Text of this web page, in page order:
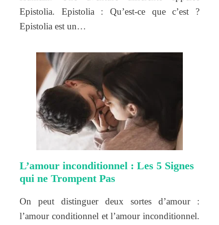
Epistolia. Epistolia : Qu’est-ce que c’est ?
Epistolia est un…
L’amour inconditionnel : Les 5 Signes
qui ne Trompent Pas
On peut distinguer deux sortes d’amour :
l’amour conditionnel et l’amour inconditionnel.